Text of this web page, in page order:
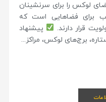
لوکس را برای سرنشینان
برای فضاهایی است که
قرار دارند.
پیشنهاد